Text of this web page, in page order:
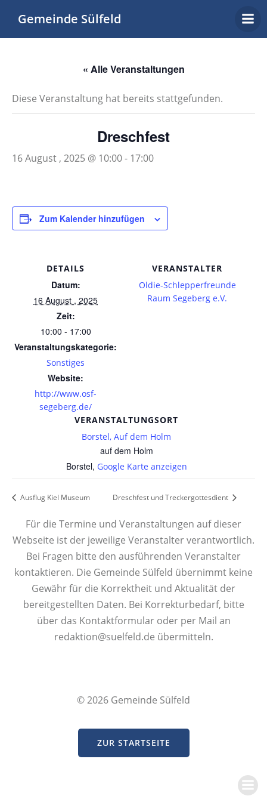
springen
Gemeinde Sülfeld
« Alle Veranstaltungen
Diese Veranstaltung hat bereits stattgefunden.
Dreschfest
16 August , 2025 @ 10:00- 17:00
Zum Kalender hinzufügen
DETAILS
Datum:
16 August , 2025
Zeit:
10:00 - 17:00
Veranstaltungskategorie:
Sonstiges
Website:
http://www.osf-
segeberg.de/
VERANSTALTUNGSORT
Borstel, Auf dem Holm
auf dem Holm
Borstel, Google Karte anzeigen
VERANSTALTER
Oldie-Schlepperfreunde
Raum Segeberg e.V.
Ausflug Kiel Museum Dreschfest und Treckergottesdient
Für die Termine und Veranstaltungen auf dieser
Webseite ist der jeweilige Veranstalter verantwortlich.
Bei Fragen bitte den ausführenden Veranstalter
kontaktieren. Die Gemeinde Sülfeld übernimmt keine
Gewähr für die Korrektheit und Aktualität der
bereitgestellten Daten. Bei Korrekturbedarf, bitte
über das Kontaktformular oder per Mail an
redaktion@suelfeld.de übermitteln.
© 2026 Gemeinde Sülfeld
ZUR STARTSEITE